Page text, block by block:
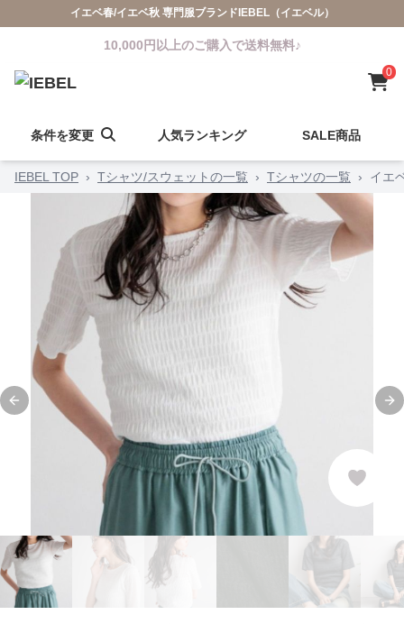
イエベ春/イエベ秋 専門服ブランドIEBEL（イエベル）
10,000円以上のご購入で送料無料♪
0
条件を変更 人気ランキング SALE商品
IEBEL TOP › Tシャツ/スウェットの一覧 › Tシャツの一覧 › イエ
Previous slide